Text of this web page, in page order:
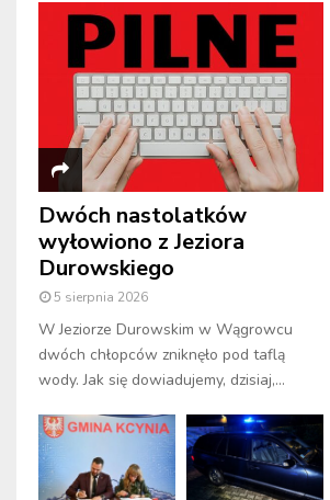
Dwóch nastolatków
wyłowiono z Jeziora
Durowskiego
5 sierpnia 2026
W Jeziorze Durowskim w Wągrowcu
dwóch chłopców zniknęło pod taflą
wody. Jak się dowiadujemy, dzisiaj,...